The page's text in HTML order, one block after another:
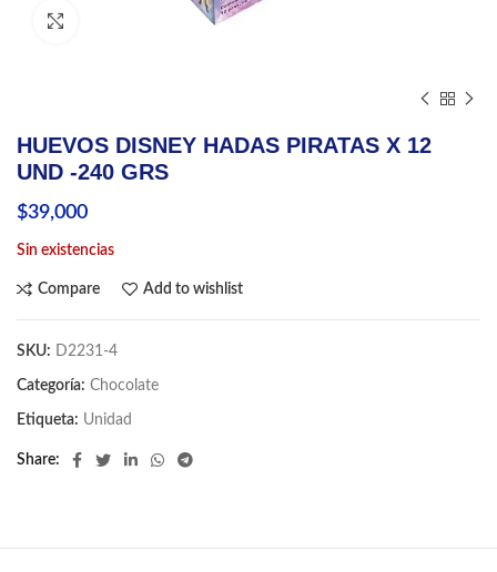
HUEVOS DISNEY HADAS PIRATAS X 12
UND -240 GRS
$39,000
Sin existencias
Compare Add to wishlist
SKU: D2231-4
Categoría: Chocolate
Etiqueta: Unidad
Share